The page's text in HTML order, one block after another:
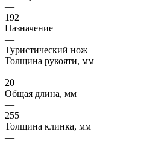
—
192
Назначение
—
Туристический нож
Толщина рукояти, мм
—
20
Общая длина, мм
—
255
Толщина клинка, мм
—